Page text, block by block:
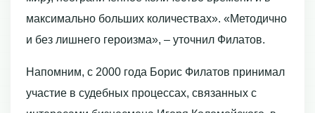
максимально больших количествах». «Методично
и без лишнего героизма», – уточнил Филатов.
Напомним, с 2000 года Борис Филатов принимал
участие в судебных процессах, связанных с